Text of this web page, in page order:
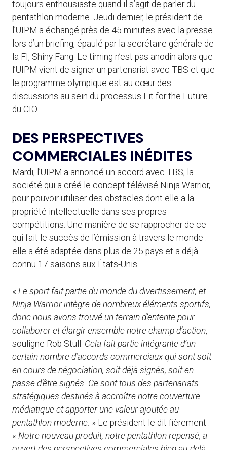
toujours enthousiaste quand il s’agit de parler du
pentathlon moderne. Jeudi dernier, le président de
l’UIPM a échangé près de 45 minutes avec la presse
lors d’un briefing, épaulé par la secrétaire générale de
la FI, Shiny Fang. Le timing n’est pas anodin alors que
l’UIPM vient de signer un partenariat avec TBS et que
le programme olympique est au cœur des
discussions au sein du processus Fit for the Future
du CIO.
DES PERSPECTIVES
COMMERCIALES INÉDITES
Mardi, l’UIPM a annoncé un accord avec TBS, la
société qui a créé le concept télévisé Ninja Warrior,
pour pouvoir utiliser des obstacles dont elle a la
propriété intellectuelle dans ses propres
compétitions. Une manière de se rapprocher de ce
qui fait le succès de l’émission à travers le monde :
elle a été adaptée dans plus de 25 pays et a déjà
connu 17 saisons aux États-Unis.
« Le sport fait partie du monde du divertissement, et
Ninja Warrior intègre de nombreux éléments sportifs,
donc nous avons trouvé un terrain d’entente pour
collaborer et élargir ensemble notre champ d’action,
souligne Rob Stull. Cela fait partie intégrante d’un
certain nombre d’accords commerciaux qui sont soit
en cours de négociation, soit déjà signés, soit en
passe d’être signés. Ce sont tous des partenariats
stratégiques destinés à accroître notre couverture
médiatique et apporter une valeur ajoutée au
pentathlon moderne. » Le président le dit fièrement :
« Notre nouveau produit, notre pentathlon repensé, a